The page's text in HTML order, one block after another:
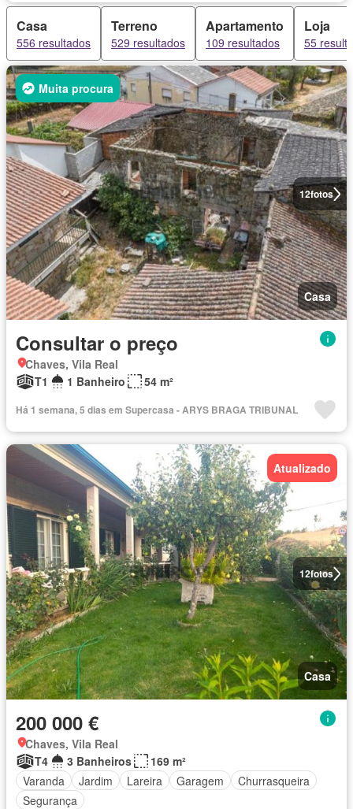
Casa
556 resultados
Terreno
529 resultados
Apartamento
109 resultados
Loja
55
12fotos
Muita procura
Casa
Consultar o preço
Chaves, Vila Real
T1
1 Banheiro 54 m²
Há 1 semana, 5 dias em Supercasa - ARYS BRAGA TRIBUNAL
12fotos
Atualizado
Casa
200 000 €
Chaves, Vila Real
T4
3 Banheiros
169 m²
Varanda
Jardim Lareira Garagem
Churrasqueira
Segurança